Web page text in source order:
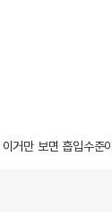
사에서 제공한 정보로 모든
정보는 브랜드사 사정에 의
거만 보면 흡입수준